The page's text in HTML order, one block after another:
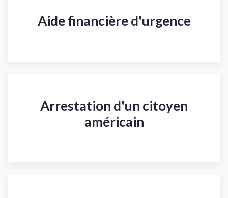
Aide financière d'urgence
Arrestation d'un citoyen
américain